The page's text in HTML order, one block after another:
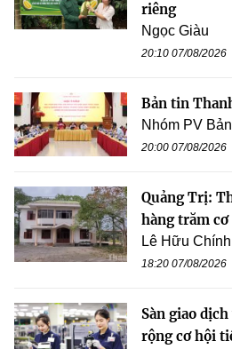
riêng
Ngọc Giàu
20:10 07/08/2026
Bản tin
Nhóm PV
20:00 07/08/2026
Quảng Trị:
hàng trăm cơ
Lê Hữu Chính
18:20 07/08/2026
Sàn giao
rộng cơ hội